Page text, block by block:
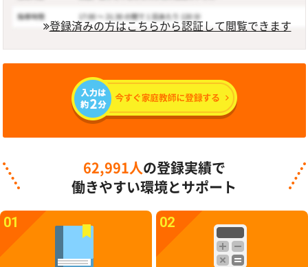
登録済みの方はこちらから認証して閲覧できます
62,991人 の登録実績で
働きやすい環境とサポート
01 02